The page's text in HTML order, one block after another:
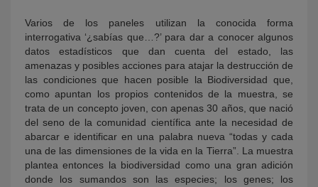
Varios de los paneles utilizan la conocida forma
interrogativa ‘¿sabías que…?’ para dar a conocer algunos
datos estadísticos que dan cuenta del estado, las
amenazas y posibles acciones para atajar la destrucción de
las condiciones que hacen posible la Biodiversidad que,
como apuntan los propios contenidos de la muestra, se
trata de un concepto joven, con apenas 30 años, que nació
del seno de la comunidad científica ante la necesidad de
abarcar e identificar en una palabra nueva “todas y cada
una de las dimensiones de la vida en la Tierra”. La muestra
plantea entonces la biodiversidad como una gran adición
donde los sumandos son las especies; los genes; los